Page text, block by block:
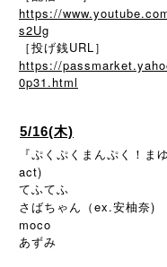
https://
s2Ug
［投げ銭URL］
https://
0p31.html
5/16(木)
『ぷくぷくまんぷく！ま
act)
てふてふ
さばちゃん（ex.安柚奈)
moco
あずみ